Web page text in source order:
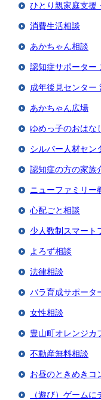
ひとり親家庭支援
消費生活相談
あかちゃん相談
認知症サポーター
成年後見センター
あかちゃん広場
ゆめっ子のおはな
シルバー人材セン
認知症の方の家族
ニューファミリー
心配ごと相談
少人数制スマート
よろず相談
法律相談
バラ育成サポータ
女性相談
豊山町オレンジカ
不動産無料相談
お昼のときめきコ
（遊び）ゲームに